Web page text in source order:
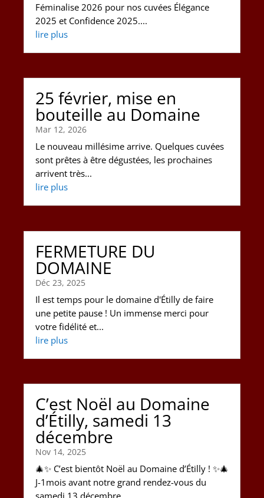
Féminalise 2026 pour nos cuvées Élégance
2025 et Confidence 2025....
lire plus
25 février, mise en
bouteille au Domaine
Mar 12, 2026
Le nouveau millésime arrive. Quelques cuvées
sont prêtes à être dégustées, les prochaines
arrivent très...
lire plus
FERMETURE DU
DOMAINE
Déc 23, 2025
Il est temps pour le domaine d'Étilly de faire
une petite pause ! Un immense merci pour
votre fidélité et...
lire plus
C’est Noël au Domaine
d’Étilly, samedi 13
décembre
Nov 14, 2025
🎄✨ C’est bientôt Noël au Domaine d’Étilly ! ✨🎄
J-1mois avant notre grand rendez-vous du
samedi 13 décembre,...